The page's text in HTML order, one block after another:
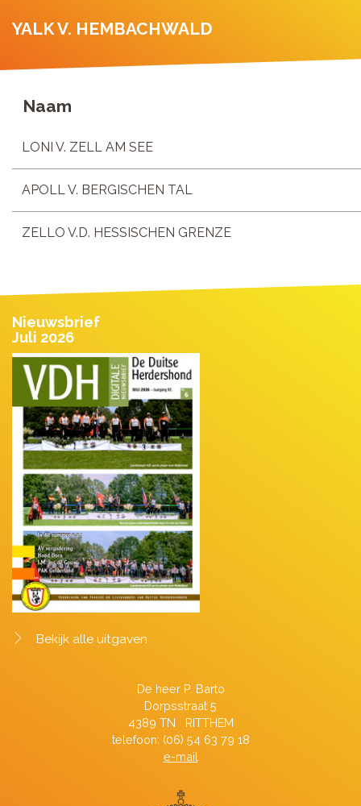
YALK V. HEMBACHWALD
Naam
LONI V. ZELL AM SEE
APOLL V. BERGISCHEN TAL
ZELLO V.D. HESSISCHEN GRENZE
Nieuwsbrief
Juli 2026
Bekijk alle uitgaven
De heer P. Barto
Dorpsstraat 5
4389 TN RITTHEM
telefoon: (06) 54 63 79 18
e-mail